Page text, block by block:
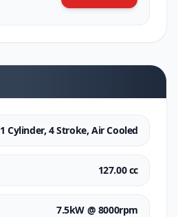
1 Cylinder, 4 Stroke, Air Cooled
127.00 cc
7.5kW @ 8000rpm